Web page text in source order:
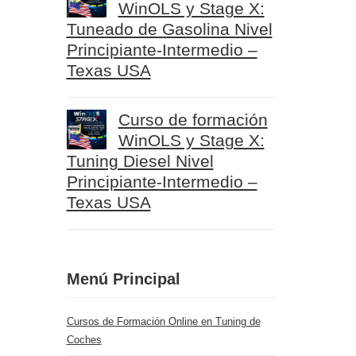
WinOLS y Stage X:
Tuneado de Gasolina Nivel
Principiante-Intermedio –
Texas USA
Curso de formación
WinOLS y Stage X:
Tuning Diesel Nivel
Principiante-Intermedio –
Texas USA
Menú Principal
Cursos de Formación Online en Tuning de
Coches